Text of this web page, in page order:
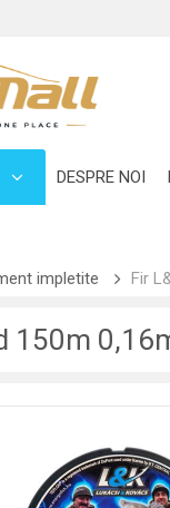
DESPRE NOI
impletite Fir
150m